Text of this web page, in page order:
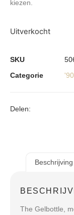
kiezen.
Uitverkocht
SKU
Categorie
Delen:
Beschrijving
The Gelbottle,